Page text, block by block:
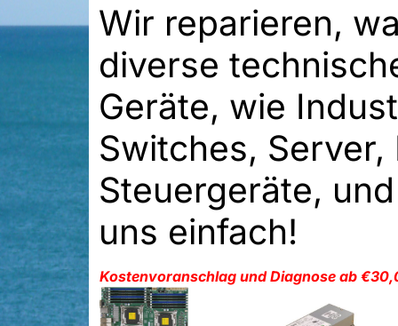
Wir reparieren,
diverse
Geräte, wie
Switches, Server,
Steuergeräte,
uns einfach!
Kostenvoranschlag und Diagnose ab